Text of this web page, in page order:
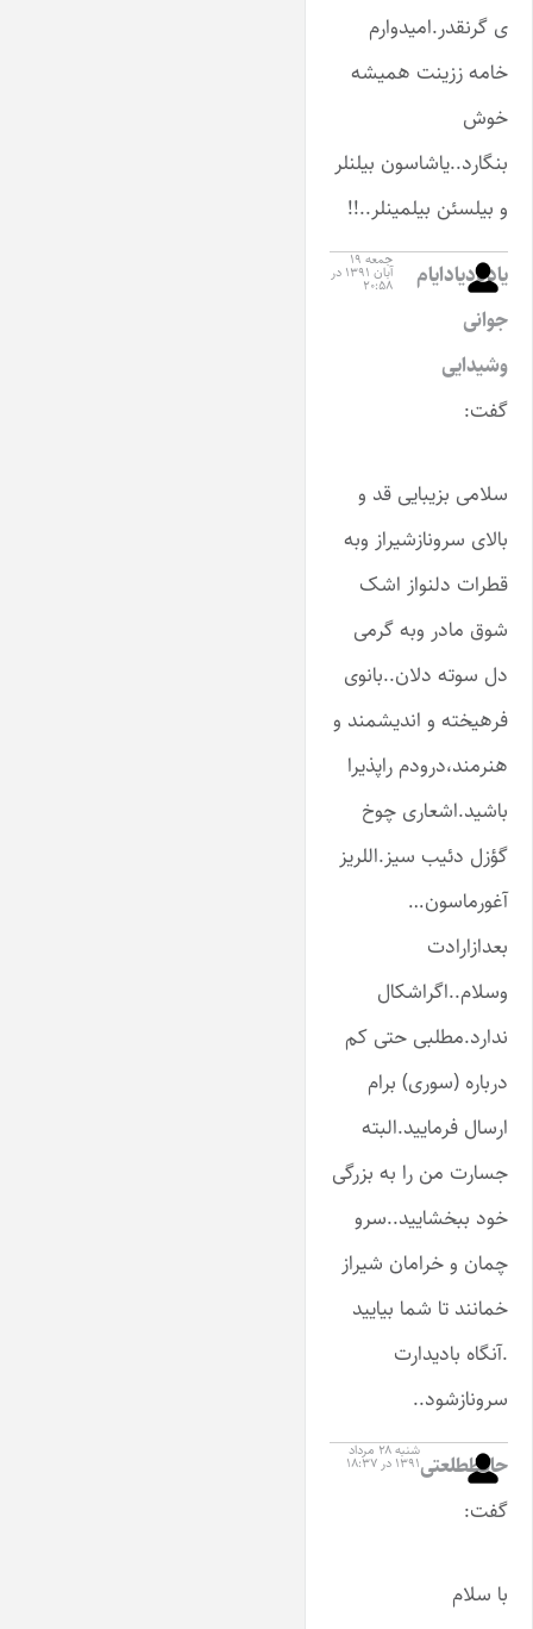
ی گرنقدر.امیدوارم
خامه ززینت همیشه
خوش
بنگارد..یاشاسون بیلنلر
و بیلسئن بیلمینلر..!!
یادبادیادایام
جوانی
وشیدایی
گفت:
جمعه ۱۹
آبان ۱۳۹۱ در
۲۰:۵۸
سلامی بزیبایی قد و
بالای سرونازشیراز وبه
قطرات دلنواز اشک
شوق مادر وبه گرمی
دل سوته دلان..بانوی
فرهیخته و اندیشمند و
هنرمند،درودم راپذیرا
باشید.اشعاری چوخ
گؤزل دئیب سیز.اللریز
آغورماسون…
بعدازارادت
وسلام..اگراشکال
ندارد.مطلبی حتی کم
درباره (سوری) برام
ارسال فرمایید.البته
جسارت من را به بزرگی
خود ببخشایید..سرو
چمان و خرامان شیراز
خمانند تا شما بیایید
.آنگاه بادیدارت
سرونازشود..
حافظطلعتی
گفت:
شنبه ۲۸ مرداد
۱۳۹۱ در ۱۸:۳۷
با سلام